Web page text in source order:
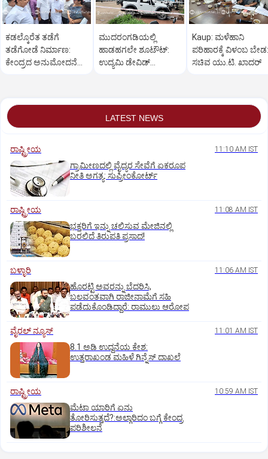
ಕಡಲ್ಕೊರೆತ ತಡೆಗೆ
ತಡೆಗೋಡೆ ನಿರ್ಮಾಣ:
ಕೇಂದ್ರದ ಅನುಮೋದನೆ
ಮುದರಂಗಡಿಯಲ್ಲಿ
ಹಾಡಹಗಲೇ ಶೂಟೌಟ್:‌
ಉದ್ಯಮಿ ಡೇವಿಡ್‌
Kaup: ಮಳೆಹಾನಿ
ಪರಿಹಾರಕ್ಕೆ ವಿಳಂಬ ಬೇಡ:
ಸಚಿವ ಯು.ಟಿ. ಖಾದರ್
LATEST NEWS
ರಾಷ್ಟ್ರೀಯ 11:10 AM IST
ಗ್ರಾಮೀಣದಲ್ಲಿ ವೈದ್ಯರ ಸೇವೆಗೆ ಏಕರೂಪ
ನೀತಿ ಅಗತ್ಯ: ಸುಪ್ರೀಂಕೋರ್ಟ್‌
ರಾಷ್ಟ್ರೀಯ 11:08 AM IST
ಭಕ್ತರಿಗೆ ಇನ್ನು ಚಲಿಸುವ ಮೇಜಿನಲ್ಲಿ
ಬರಲಿದೆ ತಿರುಪತಿ ಪ್ರಸಾದ!
ಬಳ್ಳಾರಿ 11:06 AM IST
ಹೊರಟ್ಟಿ ಅವರನ್ನು ಬೆದರಿಸಿ,
ಬಲವಂತವಾಗಿ ರಾಜೀನಾಮೆಗೆ ಸಹಿ
ಪಡೆದುಕೊಂಡಿದ್ದಾರೆ: ರಾಮುಲು ಆರೋಪ
ವೈರಲ್ ನ್ಯೂಸ್ 11:01 AM IST
8.1 ಅಡಿ ಉದ್ದನೆಯ ಕೇಶ:
ಉತ್ತರಾಖಂಡ ಮಹಿಳೆ ಗಿನ್ನೆಸ್‌ ದಾಖಲೆ
ರಾಷ್ಟ್ರೀಯ 10:59 AM IST
ಮೆಟಾ ಯಾರಿಗೆ ಏನು
ತೋರಿಸುತ್ತದೆ?:ಅಲ್ಗಾರಿದಂ ಬಗ್ಗೆ ಕೇಂದ್ರ
ಪರಿಶೀಲನೆ